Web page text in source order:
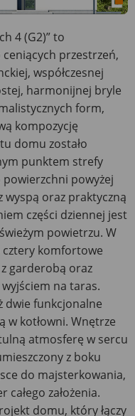
4 (G2)” to
przestrzeń,
współczesnej
harmonijnej bryle
form,
kompozycję
domu zostało
punktem strefy
powyżej
wyspą oraz praktyczną
części dziennej jest
powietrzu. W
komfortowe
garderobą oraz
na taras.
dwie funkcjonalne
w kotłowni. Wnętrze
atmosferę w sercu
z boku
do majsterkowania,
założenia.
domu, który łączy